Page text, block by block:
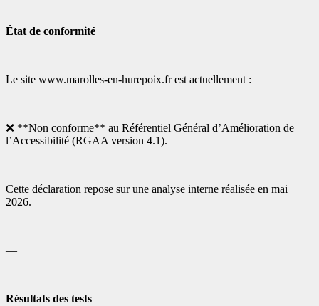
État de conformité
Le site www.marolles-en-hurepoix.fr est actuellement :
❌ **Non conforme** au Référentiel Général d’Amélioration de
l’Accessibilité (RGAA version 4.1).
Cette déclaration repose sur une analyse interne réalisée en mai
2026.
—
Résultats des tests